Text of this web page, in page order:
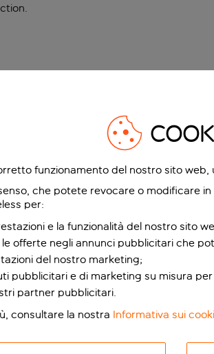
.
funzionamento del nostro sito
che potete revocare o modificare
per:
e la funzionalità del nostro sito
offerte negli annunci pubblicitari che
del nostro marketing;
pubblicitari e di marketing su misura
partner pubblicitari.
consultare la nostra Informativa sui